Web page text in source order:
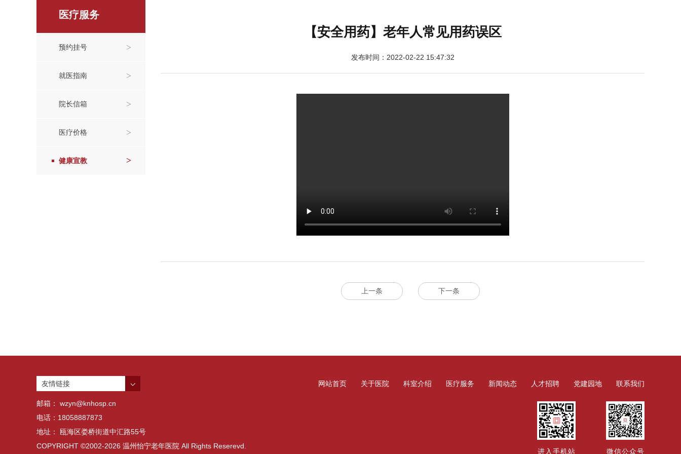
医疗服务
>
预约挂号
>
就医指南
>
院长信箱
>
医疗价格
>
健康宣教
【安全用药】老年人常见用药误区
发布时间：2022-02-22 15:47:32
上一条 下一条
友情链接 网站首页 关于医院 科室介绍 医疗服务 新闻动态 人才招聘 党建园地 联系我们
邮箱： wzyn@knhosp.cn
电话：18058887873
地址： 瓯海区娄桥街道中汇路55号
COPYRIGHT ©2002-2026 温州怡宁老年医院 All Rights Reserevd.
微信公众号
进入手机站